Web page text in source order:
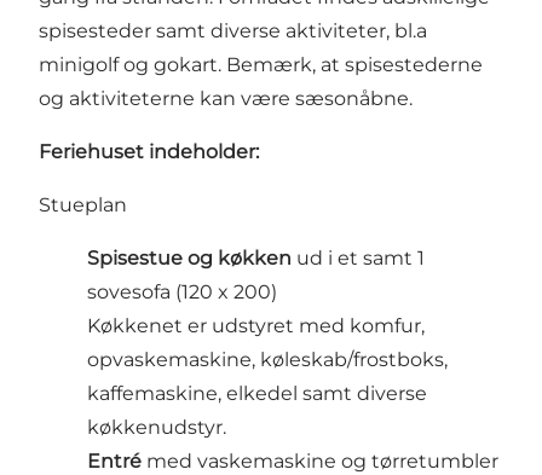
spisesteder samt diverse aktiviteter, bl.a
minigolf og gokart. Bemærk, at spisestederne
og aktiviteterne kan være sæsonåbne.
Feriehuset indeholder:
Stueplan
Spisestue og køkken ud i et samt 1
sovesofa (120 x 200)
Køkkenet er udstyret med komfur,
opvaskemaskine, køleskab/frostboks,
kaffemaskine, elkedel samt diverse
køkkenudstyr.
Entré med vaskemaskine og tørretumbler